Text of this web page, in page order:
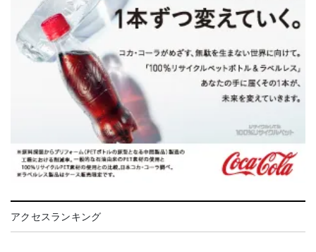
アクセスランキング